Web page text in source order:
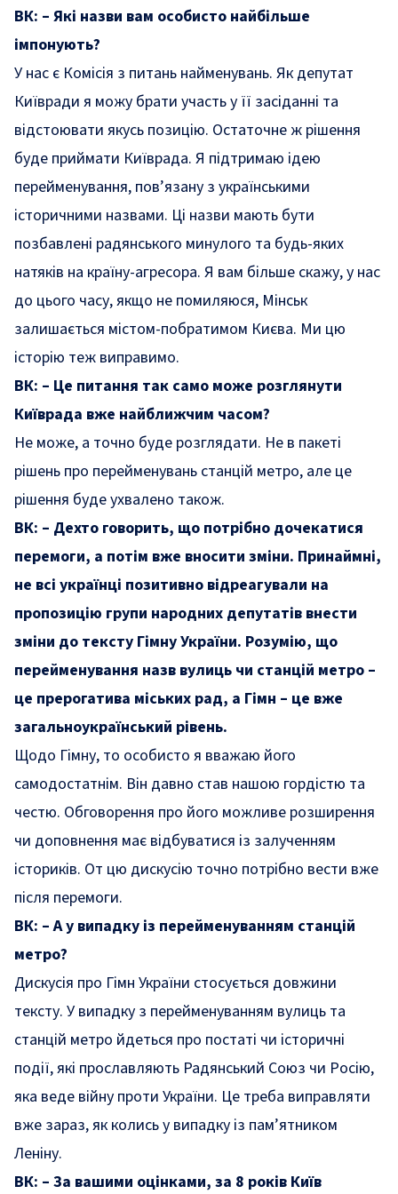
ВК: – Які назви вам особисто найбільше
імпонують?
У нас є Комісія з питань найменувань. Як депутат
Київради я можу брати участь у її засіданні та
відстоювати якусь позицію. Остаточне ж рішення
буде приймати Київрада. Я підтримаю ідею
перейменування, пов’язану з українськими
історичними назвами. Ці назви мають бути
позбавлені радянського минулого та будь-яких
натяків на країну-агресора. Я вам більше скажу, у нас
до цього часу, якщо не помиляюся, Мінськ
залишається містом-побратимом Києва. Ми цю
історію теж виправимо.
ВК: – Це питання так само може розглянути
Київрада вже найближчим часом?
Не може, а точно буде розглядати. Не в пакеті
рішень про перейменувань станцій метро, але це
рішення буде ухвалено також.
ВК: – Дехто говорить, що потрібно дочекатися
перемоги, а потім вже вносити зміни. Принаймні,
не всі українці позитивно відреагували на
пропозицію групи народних депутатів внести
зміни до тексту Гімну України. Розумію, що
перейменування назв вулиць чи станцій метро –
це прерогатива міських рад, а Гімн – це вже
загальноукраїнський рівень.
Щодо Гімну, то особисто я вважаю його
самодостатнім. Він давно став нашою гордістю та
честю. Обговорення про його можливе розширення
чи доповнення має відбуватися із залученням
істориків. От цю дискусію точно потрібно вести вже
після перемоги.
ВК: – А у випадку із перейменуванням станцій
метро?
Дискусія про Гімн України стосується довжини
тексту. У випадку з перейменуванням вулиць та
станцій метро йдеться про постаті чи історичні
події, які прославляють Радянський Союз чи Росію,
яка веде війну проти України. Це треба виправляти
вже зараз, як колись у випадку із пам’ятником
Леніну.
ВК: – За вашими оцінками, за 8 років Київ